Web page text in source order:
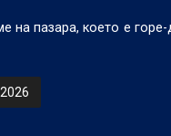
на пазара, което е